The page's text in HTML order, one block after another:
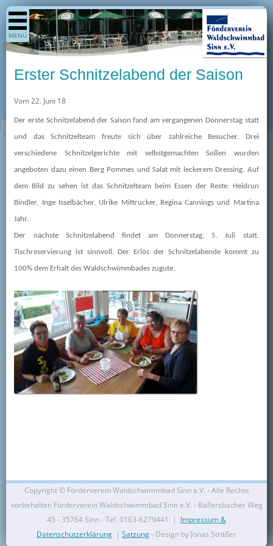
MENÜ
Shop
Aktuelles
Termine
Berichte
Bilder
Kioskangebote
Unterstützer
Team
Pressearchiv
Mitglied werden
Erster Schnitzelabend der Saison
Vom 22. Juni 18
Der erste Schnitzelabend der Saison fand am vergangenen Donnerstag statt
und das Schnitzelteam freute sich über zahlreiche Besucher. Drei
verschiedene Schnitzelgerichte mit selbstgemachten Soßen wurden
angeboten dazu einen Berg Pommes und Salat mit leckerem Dressing. Auf
dem Bild zu sehen ist das Schnitzelteam beim Essen der Reste: Heidrun
Bindler, Inge Isselbächer, Ulrike Mittrücker, Regina Cannings und Martina
Jahr.
Der nächste Schnitzelabend findet am Donnerstag, 5. Juli statt.
Tischreservierung ist sinnvoll. Der Erlös der Schnitzelabende kommt zu
100% dem Erhalt des Waldschwimmbades zugute.
Copyright © Förderverein Waldschwimmbad Sinn e.V. - Alle Rechte
vorbehalten Förderverein Waldschwimmbad Sinn e.V. - Ballersbacher Weg
45 - 35764 Sinn - Tel. 0163-6279441 | Impressum &
Datenschutzerklärung | Satzung- Design by Jonas Sträßer